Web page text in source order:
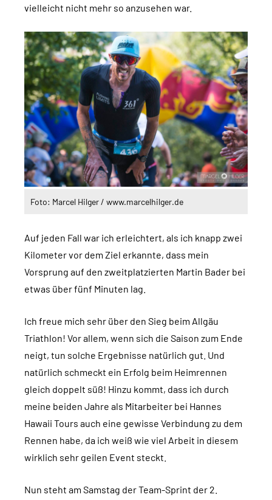
vielleicht nicht mehr so anzusehen war.
Foto: Marcel Hilger / www.marcelhilger.de
Auf jeden Fall war ich erleichtert, als ich knapp zwei
Kilometer vor dem Ziel erkannte, dass mein
Vorsprung auf den zweitplatzierten Martin Bader bei
etwas über fünf Minuten lag.
Ich freue mich sehr über den Sieg beim Allgäu
Triathlon! Vor allem, wenn sich die Saison zum Ende
neigt, tun solche Ergebnisse natürlich gut. Und
natürlich schmeckt ein Erfolg beim Heimrennen
gleich doppelt süß! Hinzu kommt, dass ich durch
meine beiden Jahre als Mitarbeiter bei Hannes
Hawaii Tours auch eine gewisse Verbindung zu dem
Rennen habe, da ich weiß wie viel Arbeit in diesem
wirklich sehr geilen Event steckt.
Nun steht am Samstag der Team-Sprint der 2.